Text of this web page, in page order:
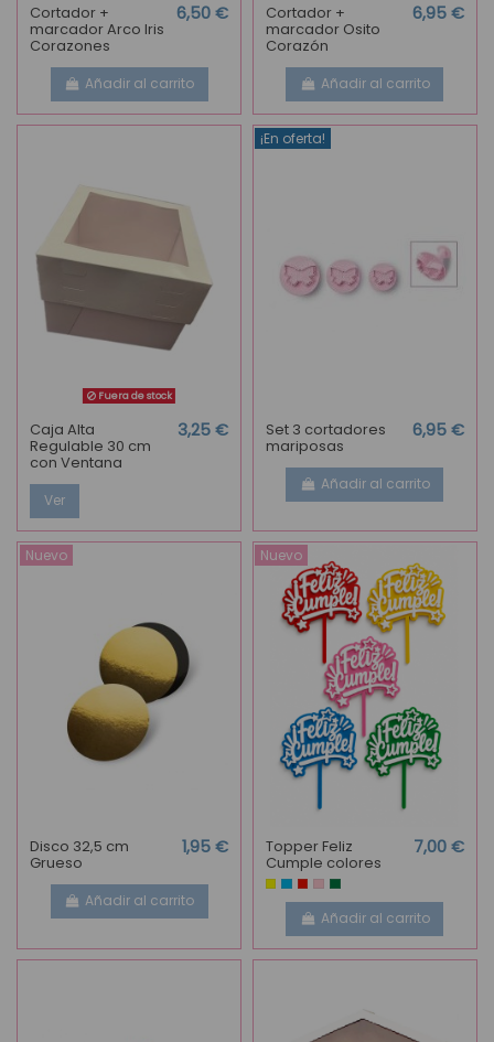
Cortador +
marcador Arco Iris
Corazones
6,50 €
Añadir al carrito
Cortador +
marcador Osito
Corazón
6,95 €
Añadir al carrito
Fuera de stock
Caja Alta
Regulable 30 cm
con Ventana
3,25 €
Ver
¡En oferta!
Set 3 cortadores
mariposas
6,95 €
Añadir al carrito
Nuevo
Disco 32,5 cm
Grueso
1,95 €
Añadir al carrito
Nuevo
Topper Feliz
Cumple colores
7,00 €
Añadir al carrito